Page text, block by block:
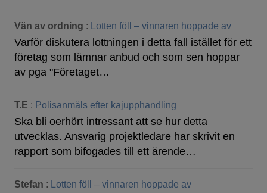
Vän av ordning : Lotten föll – vinnaren hoppade av
Varför diskutera lottningen i detta fall istället för ett
företag som lämnar anbud och som sen hoppar
av pga "Företaget…
T.E : Polisanmäls efter kajupphandling
Ska bli oerhört intressant att se hur detta
utvecklas. Ansvarig projektledare har skrivit en
rapport som bifogades till ett ärende…
Stefan : Lotten föll – vinnaren hoppade av